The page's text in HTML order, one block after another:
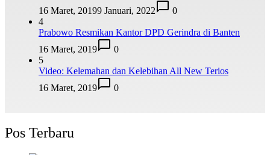
16 Maret, 20199 Januari, 2022
0
4
Prabowo Resmikan Kantor DPD Gerindra di Banten
16 Maret, 2019
0
5
Video: Kelemahan dan Kelebihan All New Terios
16 Maret, 2019
0
Pos Terbaru